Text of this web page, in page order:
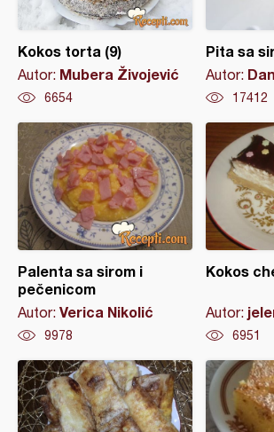
Kokos torta (9)
Autor: Mubera Živojević
6654
Pita sa
Autor:
17412
Palenta sa sirom i
pečenicom
Autor: Verica Nikolić
9978
Kokos
Autor:
6951